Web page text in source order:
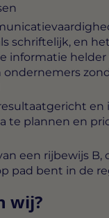
schriftelijk, en
informatie helder
ondernemers
en
te plannen en
een rijbewijs B,
pad bent in de
wij?